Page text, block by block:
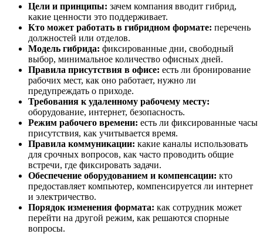
Цели и принципы: зачем компания вводит гибрид,
какие ценности это поддерживает.
Кто может работать в гибридном формате: перечень
должностей или отделов.
Модель гибрида: фиксированные дни, свободный
выбор, минимальное количество офисных дней.
Правила присутствия в офисе: есть ли бронирование
рабочих мест, как оно работает, нужно ли
предупреждать о приходе.
Требования к удаленному рабочему месту:
оборудование, интернет, безопасность.
Режим рабочего времени: есть ли фиксированные часы
присутствия, как учитывается время.
Правила коммуникации: какие каналы использовать
для срочных вопросов, как часто проводить общие
встречи, где фиксировать задачи.
Обеспечение оборудованием и компенсации: кто
предоставляет компьютер, компенсируется ли интернет
и электричество.
Порядок изменения формата: как сотрудник может
перейти на другой режим, как решаются спорные
вопросы.